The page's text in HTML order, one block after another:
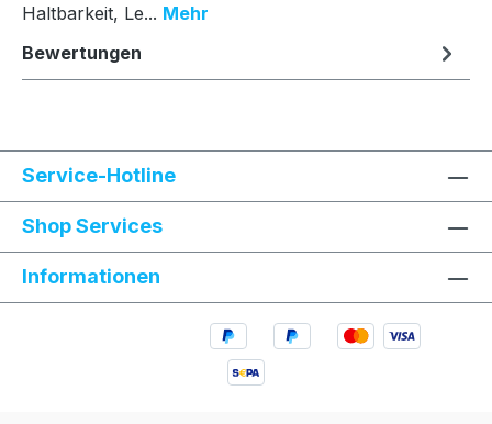
Haltbarkeit, Le... Mehr
Bewertungen
Service-Hotline
Shop Services
Informationen